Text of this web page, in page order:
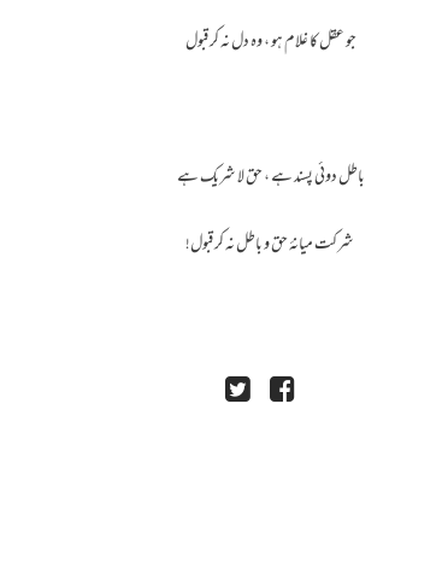
جو عقل کا غلام ہو ، وہ دل نہ کر قبول
باطل دوئی پسند ہے ، حق لا شریک ہے
شرکت میانۂ حق و باطل نہ کر قبول!